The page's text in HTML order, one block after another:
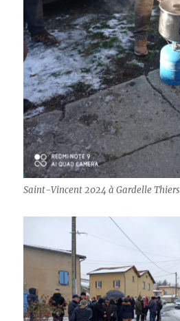
Saint-Vincent 2024 à Gardelle Thiers